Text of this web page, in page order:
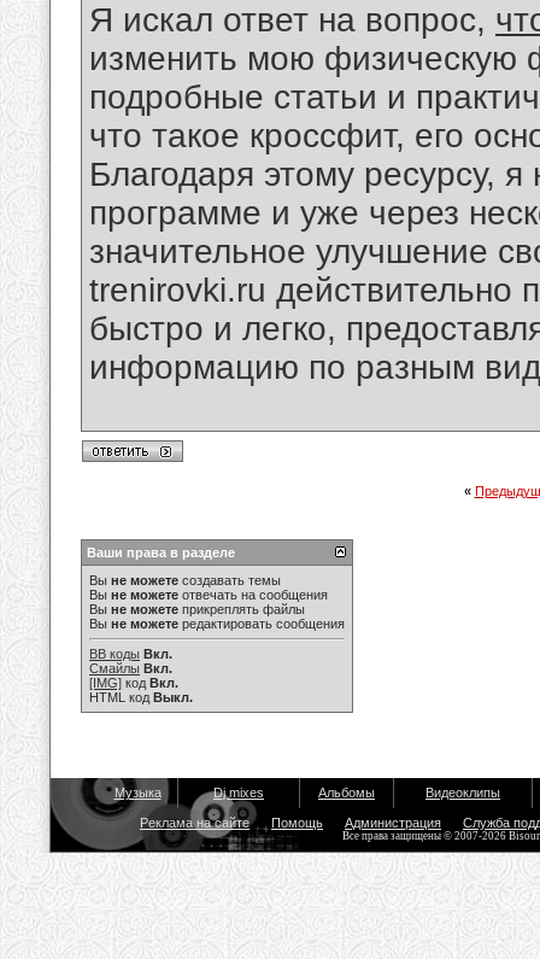
Я искал ответ на вопрос,
изменить мою физическую
подробные статьи и
что такое кроссфит, его
Благодаря этому ресурсу,
программе и уже через
значительное улучшение
trenirovki.ru действительно
быстро и легко,
информацию по разным
«
Ваши права в разделе
Вы не можете создавать темы
Вы не можете отвечать на сообщения
Вы не можете прикреплять файлы
Вы не можете редактировать сообщения
BB коды Вкл.
Смайлы Вкл.
[IMG] код Вкл.
HTML код Выкл.
Музыка Dj mixes Альбомы Видеоклипы
Реклама на сайте Помощь Администрация Служба
Все права защищены © 2007-2026